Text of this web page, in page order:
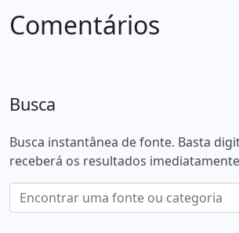
Comentários
Busca
Busca instantânea de fonte. Basta
receberá os resultados